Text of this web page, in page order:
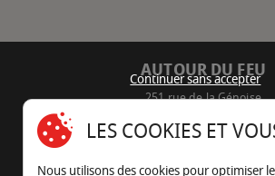
AUTOUR DU FEU
251 rue de la Génoise
05 45 22 98 09
Continuer sans accepter
LES COOKIES ET
Nous utilisons des cookies pour optimiser